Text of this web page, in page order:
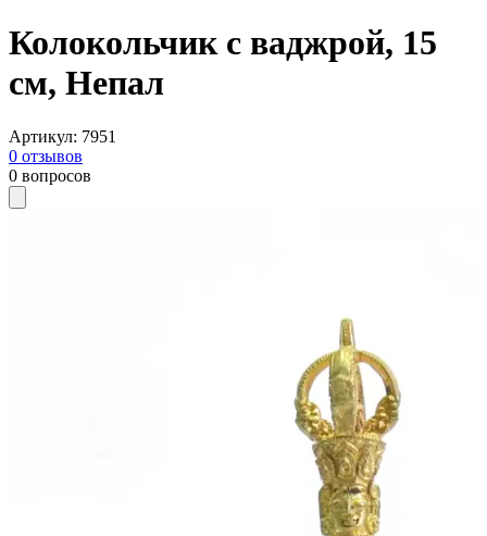
Колокольчик с ваджрой, 15
см, Непал
Артикул: 7951
0 отзывов
0 вопросов